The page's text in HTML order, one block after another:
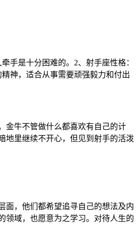
手是十分困难的。2、射手座性格：
神，适合从事需要顽强毅力和付出
金牛不管做什么都喜欢有自己的计
地里继续不开心，但见到射手的活泼
面，他们都希望追寻自己的想法及内
领域，也愿意为之学习。对待人生的